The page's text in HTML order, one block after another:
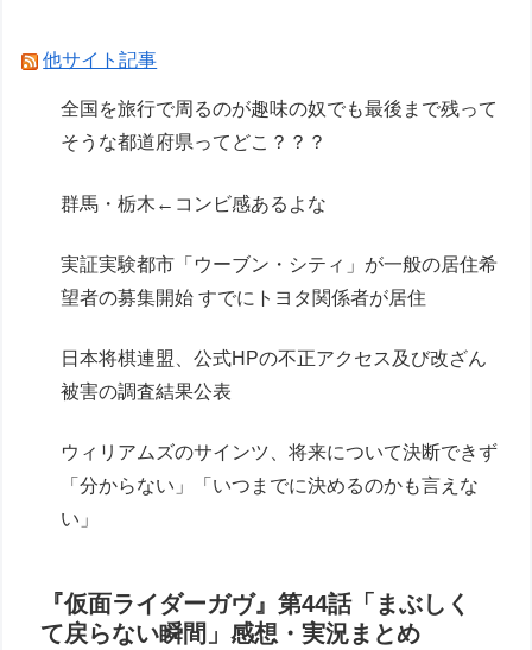
ノ上たきな」 STREET SNAP プライズフィギュ
ア【彩色原型公開】
Powered by livedoor 相互RSS
他サイト記事
全国を旅行で周るのが趣味の奴でも最後まで残って
そうな都道府県ってどこ？？？
群馬・栃木←コンビ感あるよな
実証実験都市「ウーブン・シティ」が一般の居住希
望者の募集開始 すでにトヨタ関係者が居住
日本将棋連盟、公式HPの不正アクセス及び改ざん
被害の調査結果公表
ウィリアムズのサインツ、将来について決断できず
「分からない」「いつまでに決めるのかも言えな
い」
『仮面ライダーガヴ』第44話「まぶしく
て戻らない瞬間」感想・実況まとめ